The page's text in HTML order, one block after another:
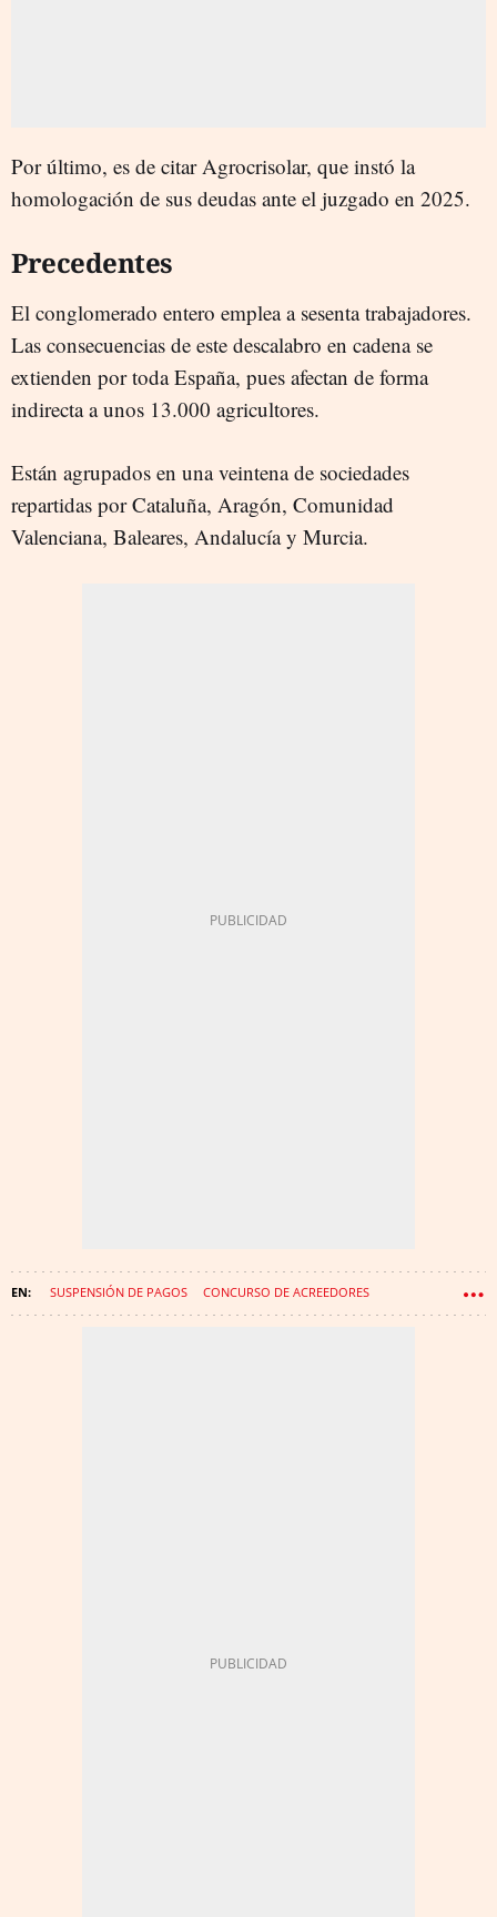
Por último, es de citar Agrocrisolar, que instó la
homologación de sus deudas ante el juzgado en 2025.
Precedentes
El conglomerado entero emplea a sesenta trabajadores.
Las consecuencias de este descalabro en cadena se
extienden por toda España, pues afectan de forma
indirecta a unos 13.000 agricultores.
Están agrupados en una veintena de sociedades
repartidas por Cataluña, Aragón, Comunidad
Valenciana, Baleares, Andalucía y Murcia.
SUSPENSIÓN DE PAGOS CONCURSO DE ACREEDORES